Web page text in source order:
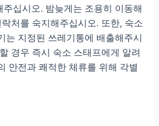
십시오. 밤늦게는 조용히 이동해
처를 숙지해주십시오. 또한, 숙소
는 지정된 쓰레기통에 배출해주시
경우 즉시 숙소 스태프에게 알려
안전과 쾌적한 체류를 위해 각별